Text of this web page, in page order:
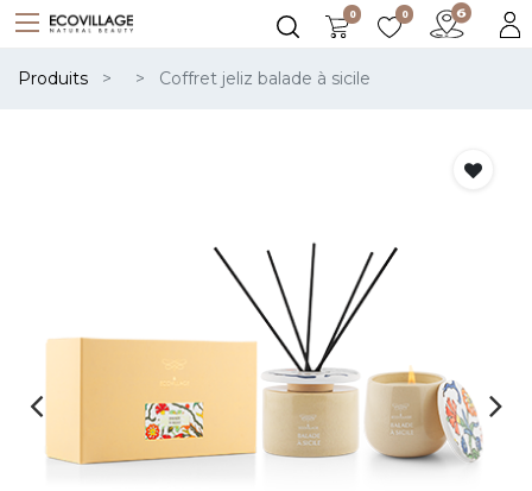
0 0
Produits Coffret jeliz balade à sicile